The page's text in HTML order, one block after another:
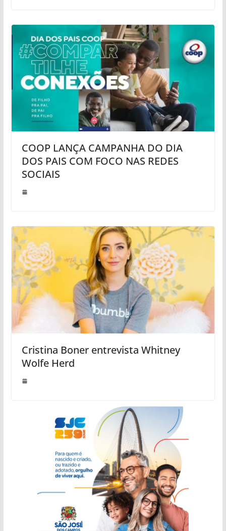
COOP LANÇA CAMPANHA DO DIA
DOS PAIS COM FOCO NAS REDES
SOCIAIS
Cristina Boner entrevista Whitney
Wolfe Herd